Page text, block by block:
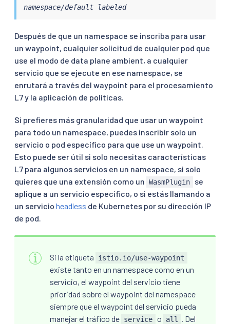
namespace/default labeled
Después de que un namespace se inscriba para usar
un waypoint, cualquier solicitud de cualquier pod que
use el modo de data plane ambient, a cualquier
servicio que se ejecute en ese namespace, se
enrutará a través del waypoint para el procesamiento
L7 y la aplicación de políticas.
Si prefieres más granularidad que usar un waypoint
para todo un namespace, puedes inscribir solo un
servicio o pod específico para que use un waypoint.
Esto puede ser útil si solo necesitas características
L7 para algunos servicios en un namespace, si solo
quieres que una extensión como un WasmPlugin
se
aplique a un servicio específico, o si estás llamando a
un servicio headless de Kubernetes por su dirección IP
de pod.
Si la etiqueta istio.io/use-waypoint
existe tanto en un namespace como en un
servicio, el waypoint del servicio tiene
prioridad sobre el waypoint del namespace
siempre que el waypoint del servicio pueda
manejar el tráfico de service o all
. Del